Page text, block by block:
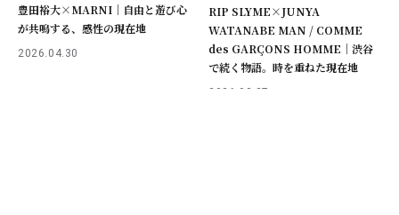
豊田裕大×MARNI｜自由と遊び心
が共鳴する、感性の現在地
2026.04.30
RIP SLYME×JUNYA
WATANABE MAN / COMME
des GARÇONS HOMME｜渋谷
で続く物語。時を重ねた現在地
2026.02.27